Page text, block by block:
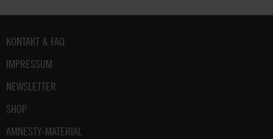
Fußbereich
KONTAKT & FAQ
IMPRESSUM
NEWSLETTER
SHOP
AMNESTY-MATERIAL